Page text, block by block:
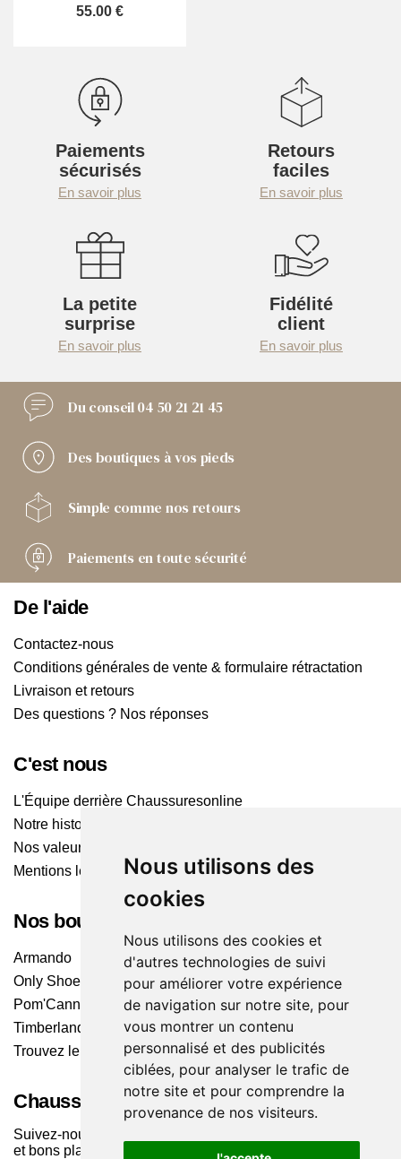
Nous utilisons des
cookies
Nous utilisons des cookies et
d'autres technologies de suivi
pour améliorer votre expérience
de navigation sur notre site, pour
vous montrer un contenu
personnalisé et des publicités
ciblées, pour analyser le trafic de
notre site et pour comprendre la
provenance de nos visiteurs.
55.00 €
Paiements
sécurisés
En savoir plus
Retours
faciles
En savoir plus
La petite
surprise
En savoir plus
Fidélité
client
En savoir plus
Du conseil04 50 21 21 45
Des boutiques à vos pieds
Simple comme nos retours
Paiements en toute sécurité
De l'aide
Contactez-nous
Conditions générales de vente & formulaire rétractation
Livraison et retours
Des questions ? Nos réponses
C'est nous
L'Équipe derrière Chaussuresonline
Notre histoire
Nos valeurs
Mentions légales
Nos boutiques
Armando
Only Shoes
Pom'Cannelle
Timberland
Trouvez le magasin le plus proche
Chaussuresonline sur les Médias sociaux
Suivez-nous sur les réseaux pour les dernières tendances
et bons plans !